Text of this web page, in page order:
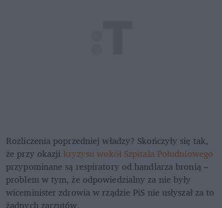
Rozliczenia poprzedniej władzy? Skończyły się tak,
że przy okazji kryzysu wokół Szpitala Południowego
przypominane są respiratory od handlarza bronią –
problem w tym, że odpowiedzialny za nie były
wiceminister zdrowia w rządzie PiS nie usłyszał za to
żadnych zarzutów.